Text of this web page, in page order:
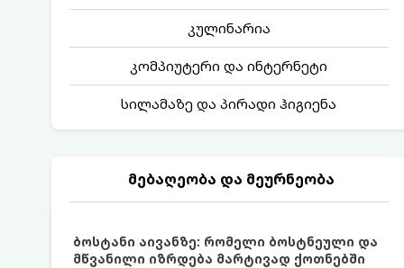
კულინარია
კომპიუტერი და ინტერნეტი
სილამაზე და პირადი ჰიგიენა
მებაღეობა და მეურნეობა
ბოსტანი აივანზე: რომელი ბოსტნეული და
მწვანილი იზრდება მარტივად ქოთნებში